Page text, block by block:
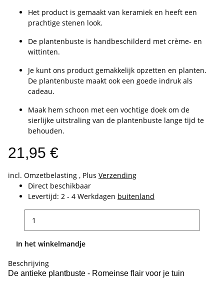
Het product is gemaakt van keramiek en heeft een
prachtige stenen look.
De plantenbuste is handbeschilderd met crème- en
wittinten.
Je kunt ons product gemakkelijk opzetten en planten.
De plantenbuste maakt ook een goede indruk als
cadeau.
Maak hem schoon met een vochtige doek om de
sierlijke uitstraling van de plantenbuste lange tijd te
behouden.
21,95 €
incl. Omzetbelasting , Plus Verzending
Direct beschikbaar
Levertijd: 2 - 4 Werkdagen buitenland
In het winkelmandje
Beschrijving
De antieke plantbuste - Romeinse flair voor je tuin